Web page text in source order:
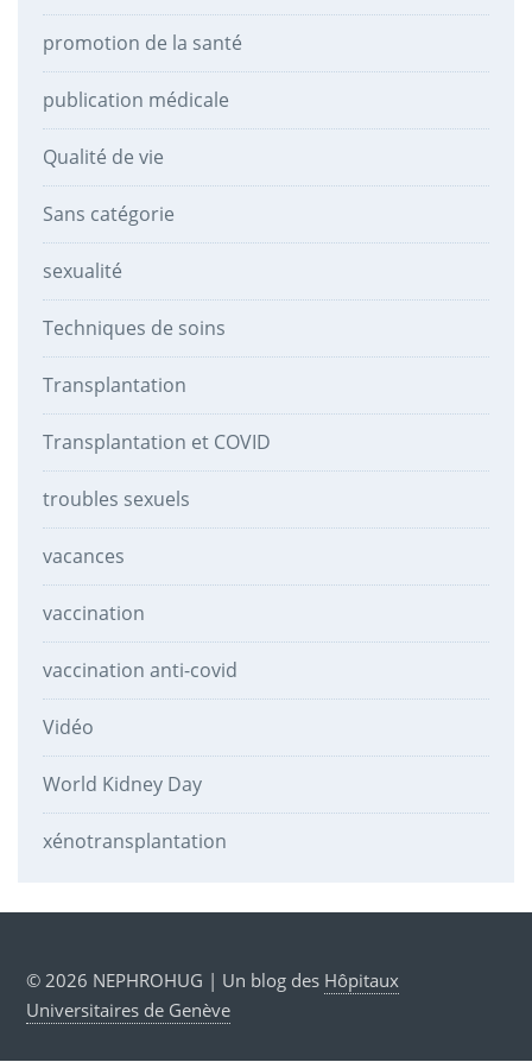
promotion de la santé
publication médicale
Qualité de vie
Sans catégorie
sexualité
Techniques de soins
Transplantation
Transplantation et COVID
troubles sexuels
vacances
vaccination
vaccination anti-covid
Vidéo
World Kidney Day
xénotransplantation
© 2026 NEPHROHUG | Un blog des Hôpitaux
Universitaires de Genève